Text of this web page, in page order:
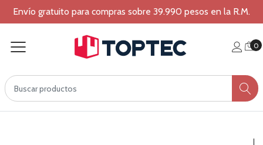
Envío gratuito para compras sobre 39.990 pesos en la R.M.
0